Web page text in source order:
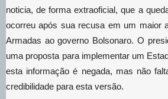
noticia, de forma extraoficial, que a
ocorreu após sua recusa em um maior
Armadas ao governo Bolsonaro. O
uma proposta para implementar um
esta informação é negada, mas não
credibilidade para esta versão.